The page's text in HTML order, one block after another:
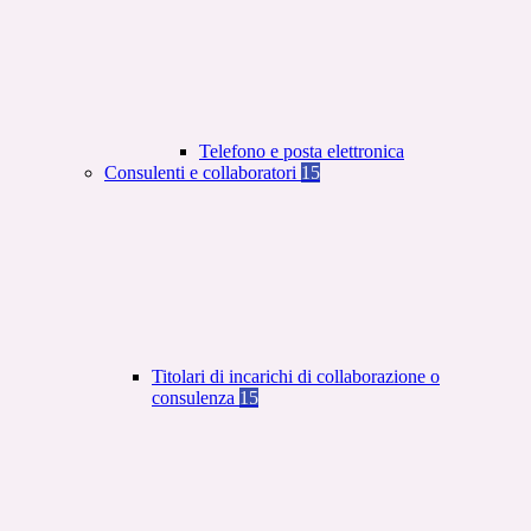
Telefono e posta elettronica
Consulenti e collaboratori 15
Titolari di incarichi di collaborazione o
consulenza 15